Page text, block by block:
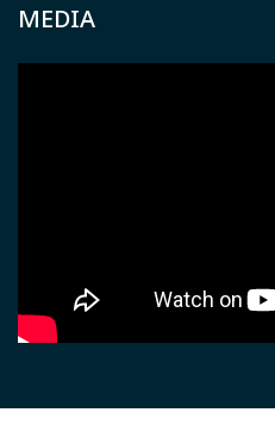
MEDIA